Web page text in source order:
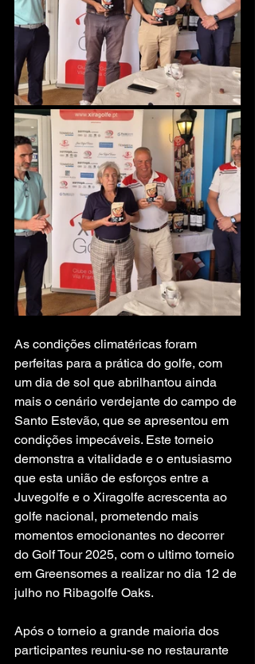
As condições climatéricas foram
perfeitas para a prática do golfe, com
um dia de sol que abrilhantou ainda
mais o cenário verdejante do campo de
Santo Estevão, que se apresentou em
condições impecáveis. Este torneio
demonstra a vitalidade e o entusiasmo
que esta união de esforços entre a
Juvegolfe e o Xiragolfe acrescenta ao
golfe nacional, prometendo mais
momentos emocionantes no decorrer
do Golf Tour 2025, com o ultimo torneio
em Greensomes a realizar no dia 12 de
julho no Ribagolfe Oaks.
Após o torneio a grande maioria dos
participantes reuniu-se no restaurante